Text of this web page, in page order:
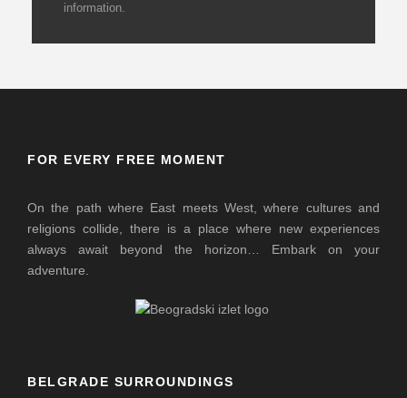
information.
FOR EVERY FREE MOMENT
On the path where East meets West, where cultures and
religions collide, there is a place where new experiences
always await beyond the horizon… Embark on your
adventure.
BELGRADE SURROUNDINGS